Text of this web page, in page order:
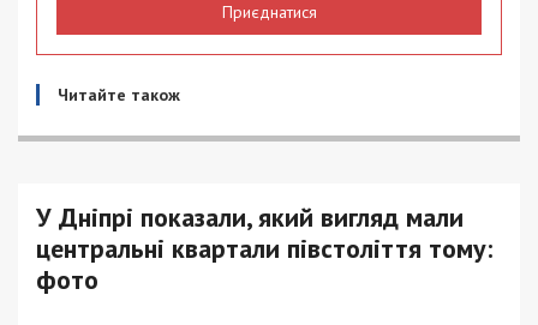
Приєднатися
Читайте також
У Дніпрі показали, який вигляд мали
центральні квартали півстоліття тому:
фото